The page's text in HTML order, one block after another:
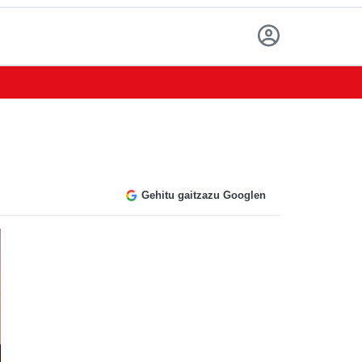
Gehitu gaitzazu Googlen